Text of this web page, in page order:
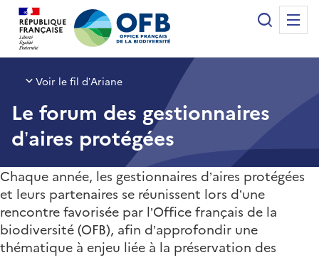
Office français de la biodiversité
Recherche
Voir le fil d’Ariane
Le forum des gestionnaires
d’aires protégées
Chaque année, les gestionnaires d’aires protégées
et leurs partenaires se réunissent lors d’une
rencontre favorisée par l’Office français de la
biodiversité (OFB), afin d’approfondir une
thématique à enjeu liée à la préservation des
Panneau de gestion des cookies